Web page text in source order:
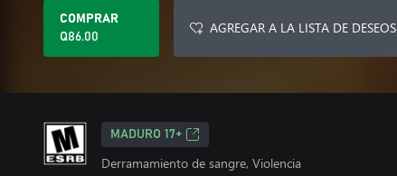
COMPRAR
Q86.00
AGREGAR A LA LISTA DE DESEOS
MADURO 17+
Derramamiento de sangre, Violencia